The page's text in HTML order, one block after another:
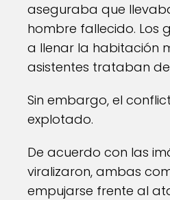
aseguraba que
hombre fallecido. Los
a llenar la habitación
asistentes trataban
Sin embargo, el
explotado.
De acuerdo con las
viralizaron, ambas
empujarse frente al